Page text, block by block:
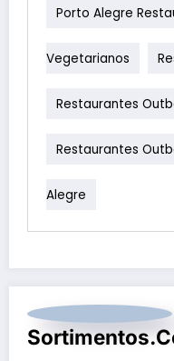
Porto Alegre
Vegetarianos
Restaurantes
Restaurantes
Alegre